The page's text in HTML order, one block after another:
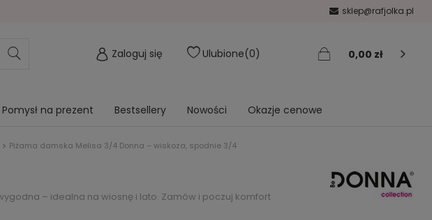
sklep@rafjolka.pl
Zaloguj się Ulubione 0 0,00 zł
Pomysł na prezent Bestsellery Nowości Okazje cenowe
Piżama damska Melisa 3/4 Donna – wiskoza, spodnie 3/4
– idealna na wiosnę i lato. Zamów i poczuj komfort